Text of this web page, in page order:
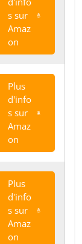
s sur
Amaz
on
Plus
d'info
s sur
Amaz
on
Plus
d'info
s sur
Amaz
on